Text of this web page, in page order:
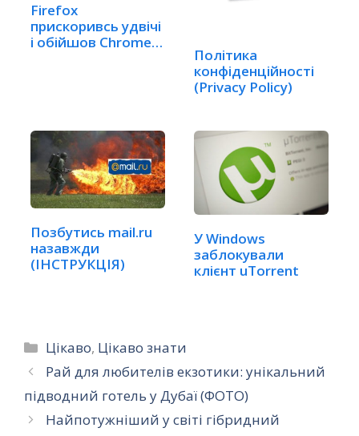
Firefox
прискоривсь удвічі
і обійшов Chrome
Політика
конфіденційності
(Privacy Policy)
Позбутись mail.ru
назавжди
(ІНСТРУКЦІЯ)
У Windows
заблокували
клієнт uTorrent
Категорії
Цікаво, Цікаво знати
Рай для любителів екзотики: унікальний
підводний готель у Дубаї (ФОТО)
Найпотужніший у світі гібридний